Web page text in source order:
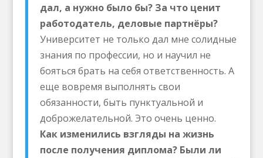
дал, а нужно было бы? За что ценит
работодатель, деловые партнёры?
Университет не только дал мне солидные
знания по профессии, но и научил не
бояться брать на себя ответственность. А
еще вовремя выполнять свои
обязанности, быть пунктуальной и
доброжелательной. Это очень ценно.
Как изменились взгляды на жизнь
после получения диплома? Были ли